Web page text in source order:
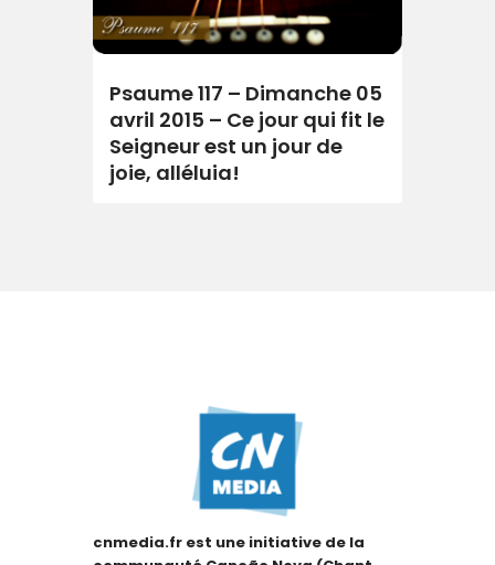
Psaume 117 – Dimanche 05
avril 2015 – Ce jour qui fit le
Seigneur est un jour de
joie, alléluia!
cnmedia.fr est une initiative de la